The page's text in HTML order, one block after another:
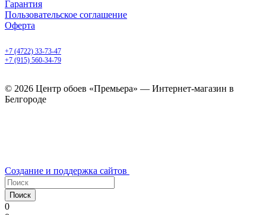
Гарантия
Пользовательское соглашение
Оферта
+7 (4722) 33-73-47
+7 (915) 560-34-79
© 2026 Центр обоев «Премьера» — Интернет-магазин в
Белгороде
Создание и поддержка сайтов
Поиск
0